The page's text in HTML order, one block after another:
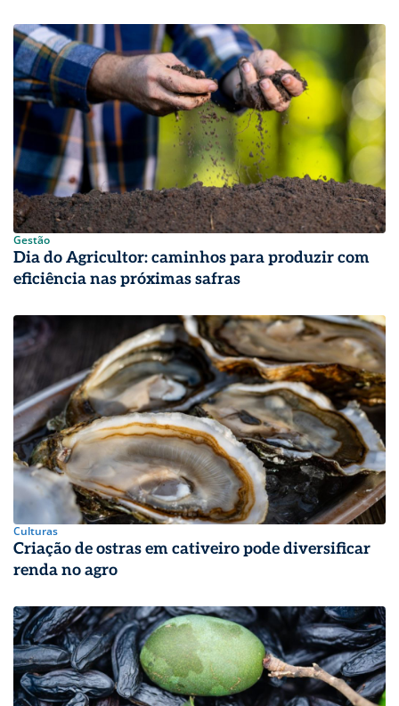
Gestão
Dia do Agricultor: caminhos para produzir com
eficiência nas próximas safras
Culturas
Criação de ostras em cativeiro pode diversificar
renda no agro